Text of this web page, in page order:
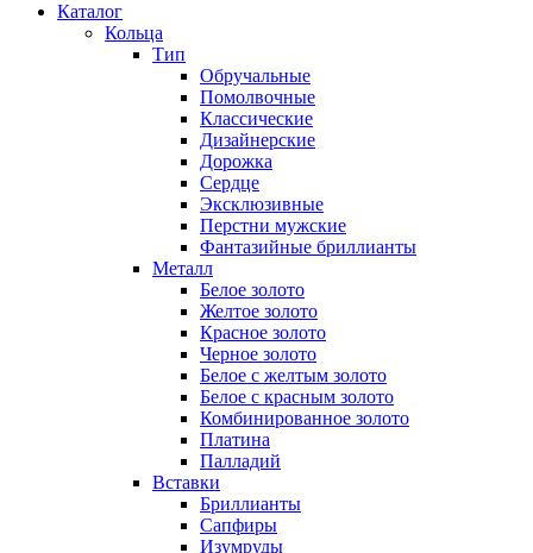
Каталог
Кольца
Тип
Обручальные
Помолвочные
Классические
Дизайнерские
Дорожка
Сердце
Эксклюзивные
Перстни мужские
Фантазийные бриллианты
Металл
Белое золото
Желтое золото
Красное золото
Черное золото
Белое с желтым золото
Белое с красным золото
Комбинированное золото
Платина
Палладий
Вставки
Бриллианты
Сапфиры
Изумруды